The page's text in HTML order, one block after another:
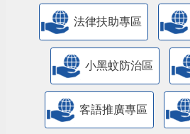
法律扶助專區
小黑蚊防治區
客語推廣專區